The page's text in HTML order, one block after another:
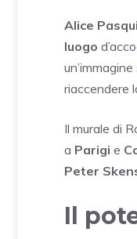
Alice
luogo
riaccendere
Il murale di
a Parigi e
Peter
Il